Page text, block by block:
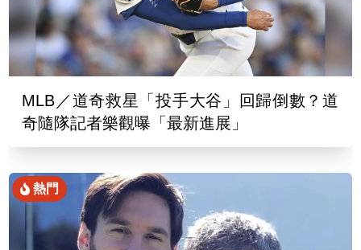
MLB／道奇救星「投手大谷」回歸倒數？道
奇隨隊記者樂觀曝「最新進展」
熱門